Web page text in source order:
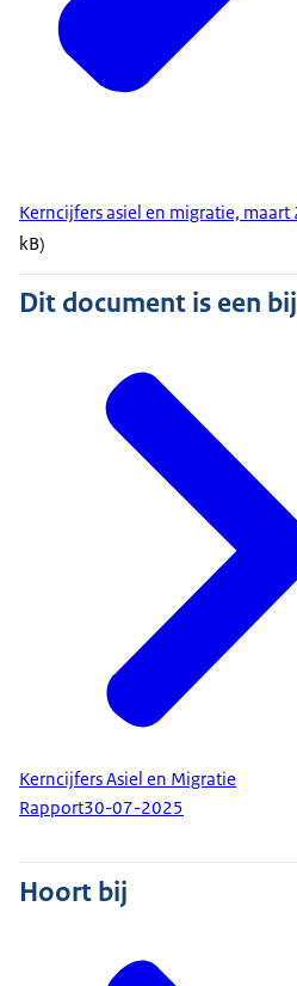
Kerncijfers asiel en migratie, maart
kB)
Dit document is een
Kerncijfers Asiel en Migratie
Rapport30-07-2025
Hoort bij